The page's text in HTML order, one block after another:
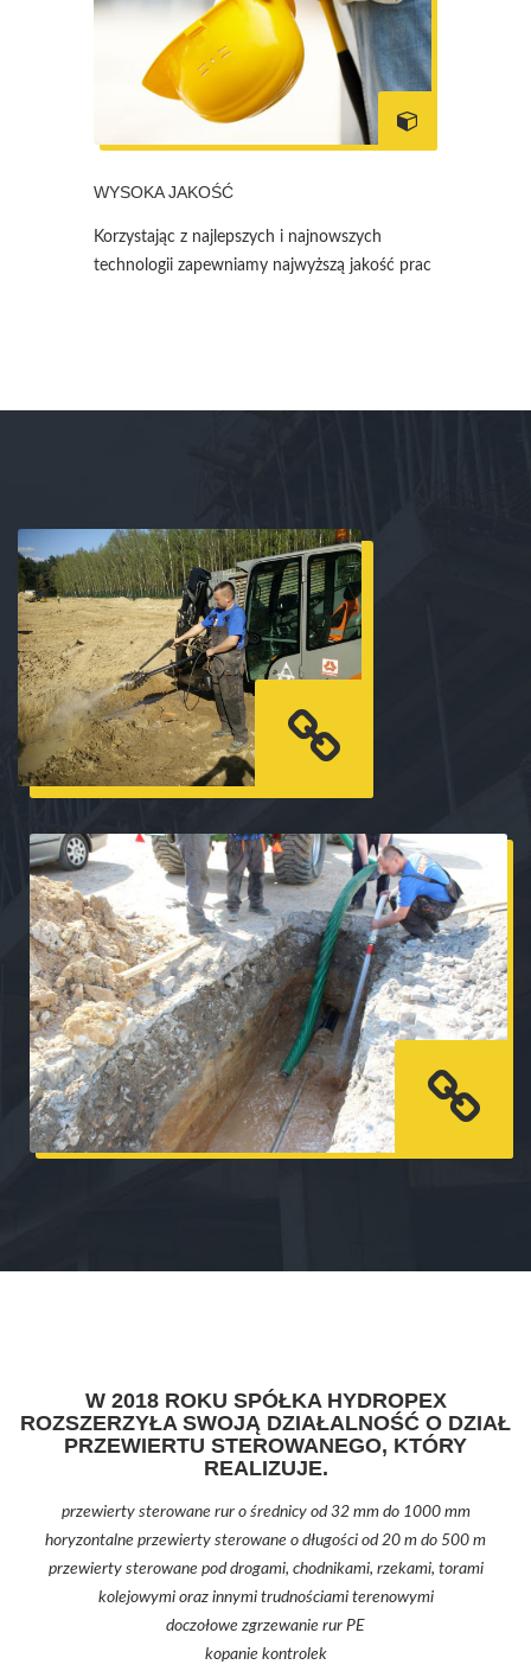
WYSOKA JAKOŚĆ
Korzystając z najlepszych i najnowszych
technologii zapewniamy najwyższą jakość prac
W 2018 ROKU SPÓŁKA HYDROPEX
ROZSZERZYŁA SWOJĄ DZIAŁALNOŚĆ O DZIAŁ
PRZEWIERTU STEROWANEGO, KTÓRY
REALIZUJE.
przewierty sterowane rur o średnicy od 32 mm do 1000 mm
horyzontalne przewierty sterowane o długości od 20 m do 500 m
przewierty sterowane pod drogami, chodnikami, rzekami, torami
kolejowymi oraz innymi trudnościami terenowymi
doczołowe zgrzewanie rur PE
kopanie kontrolek